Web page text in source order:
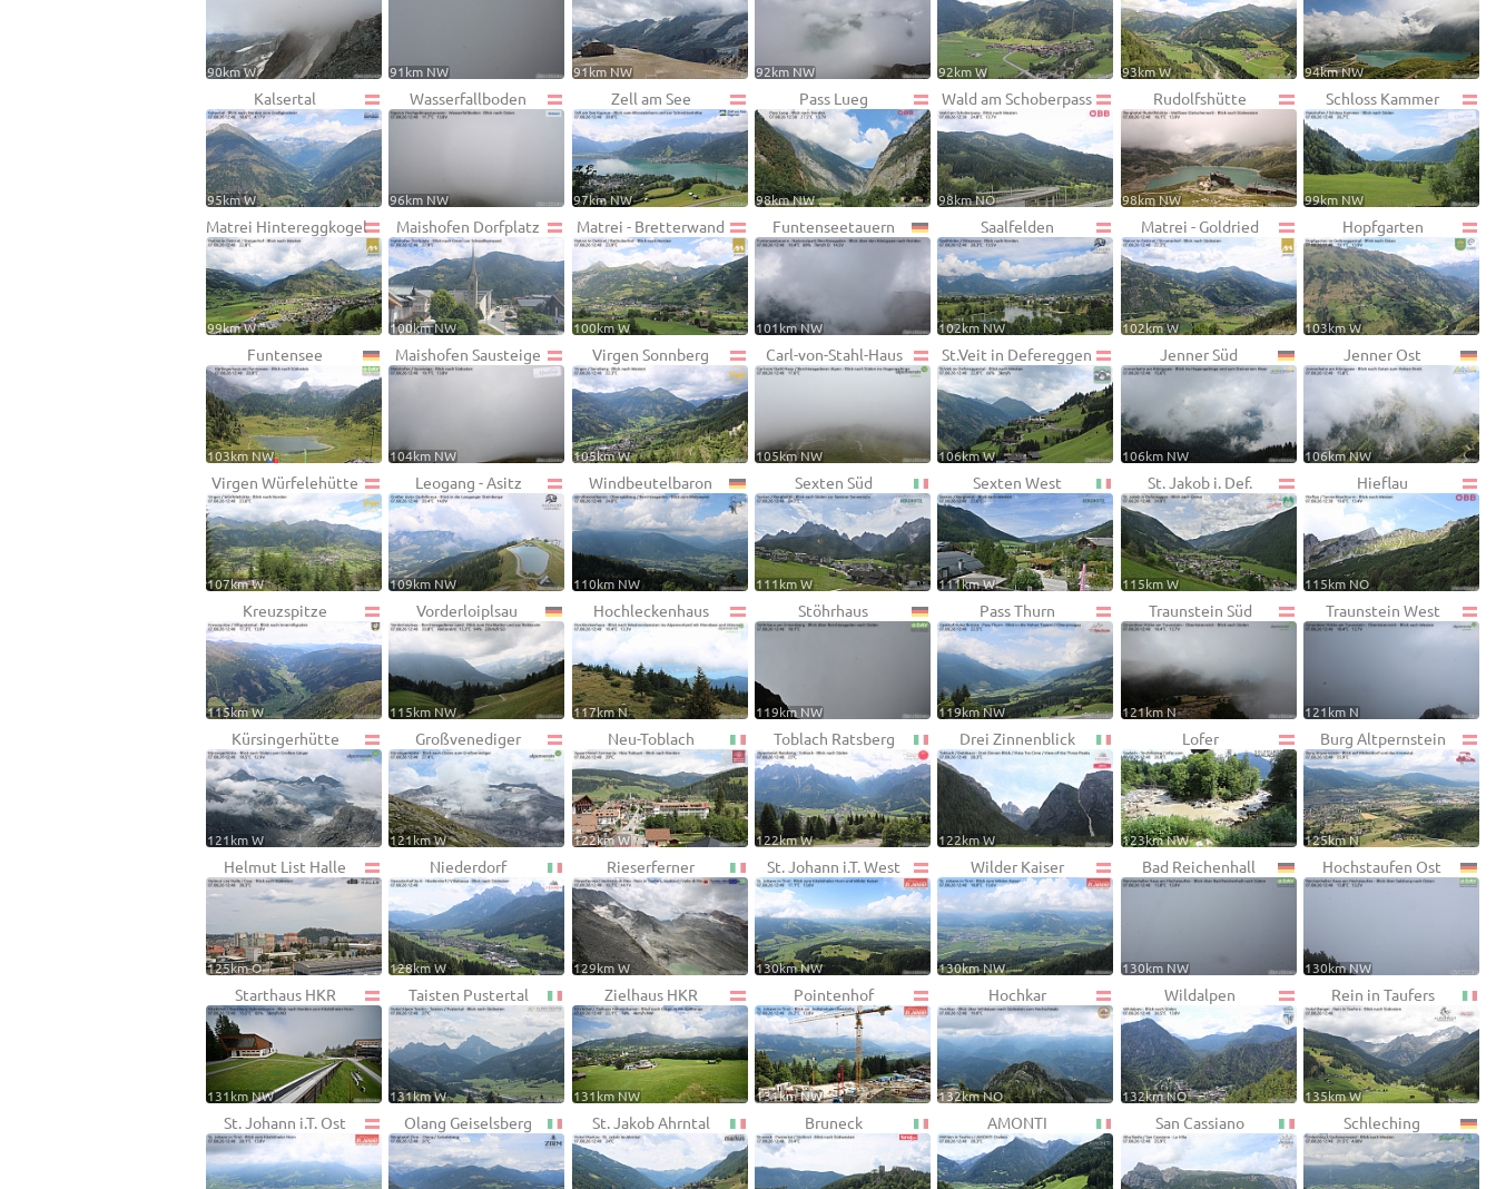
90km W 91km NW 91km NW 92km NW 92km W 93km W 94km NW
Kalsertal
95km W
Wasserfallboden
96km NW
Zell am See
97km NW
Pass Lueg
98km NW
Wald am Schoberpass
98km NO
Rudolfshütte
98km NW
Schloss Kammer
99km NW
Matrei Hintereggkogel
99km W
Maishofen Dorfplatz
100km NW
Matrei - Bretterwand
100km W
Funtenseetauern
101km NW
Saalfelden
102km NW
Matrei - Goldried
102km W
Hopfgarten
103km W
Funtensee
103km NW
Maishofen Sausteige
104km NW
Virgen Sonnberg
105km W
Carl-von-Stahl-Haus
105km NW
St.Veit in Defereggen
106km W
Jenner Süd
106km NW
Jenner Ost
106km NW
Virgen Würfelehütte
107km W
Leogang - Asitz
109km NW
Windbeutelbaron
110km NW
Sexten Süd
111km W
Sexten West
111km W
St. Jakob i. Def.
115km W
Hieflau
115km NO
Kreuzspitze
115km W
Vorderloiplsau
115km NW
Hochleckenhaus
117km N
Stöhrhaus
119km NW
Pass Thurn
119km NW
Traunstein Süd
121km N
Traunstein West
121km N
Kürsingerhütte
121km W
Großvenediger
121km W
Neu-Toblach
122km W
Toblach Ratsberg
122km W
Drei Zinnenblick
122km W
Lofer
123km NW
Burg Altpernstein
125km N
Helmut List Halle
125km O
Niederdorf
128km W
Rieserferner
129km W
St. Johann i.T. West
130km NW
Wilder Kaiser
130km NW
Bad Reichenhall
130km NW
Hochstaufen Ost
130km NW
Starthaus HKR
131km NW
Taisten Pustertal
131km W
Zielhaus HKR
131km NW
Pointenhof
131km NW
Hochkar
132km NO
Wildalpen
132km NO
Rein in Taufers
135km W
St. Johann i.T. Ost Olang Geiselsberg St. Jakob Ahrntal Bruneck AMONTI San Cassiano Schleching